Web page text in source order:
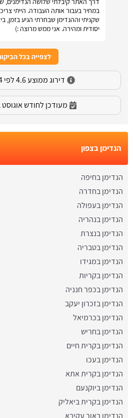
במחיר בעבור אותה העבודה. הייתי
שקניתי וההנדימן שבחרתי הגיע
יסודית ומהירה. אני ממש מרוצה :)
לצפייה בכל
דירוג ממוצע 4.6 לפי 484 דירוגים
מעודכן לחודש אוגוסט
הנדימן בצפון
הנדימן בחיפה
הנדימן בחדרה
הנדימן בעפולה
הנדימן בנהריה
הנדימן בנצרת
הנדימן בטבריה
הנדימן במגידו
הנדימן בקריות
הנדימן בכפר חנניה
הנדימן בזכרון יעקב
הנדימן בכרמיאל
הנדימן בחריש
הנדימן בקרית חיים
הנדימן בעכו
הנדימן בקרית אתא
הנדימן ביוקנעם
הנדימן בקרית ביאליק
הנדימן באור עקיבא